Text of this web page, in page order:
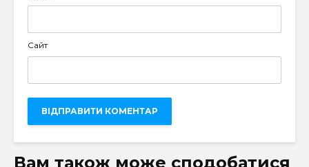
Сайт
Вам також може сподобатися